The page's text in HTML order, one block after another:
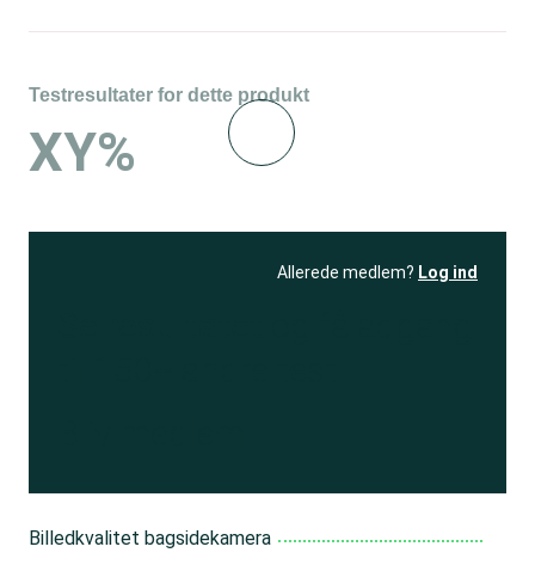
Testresultater for dette produkt
XY%
Allerede medlem? Log ind
Billedkvalitet bagsidekamera